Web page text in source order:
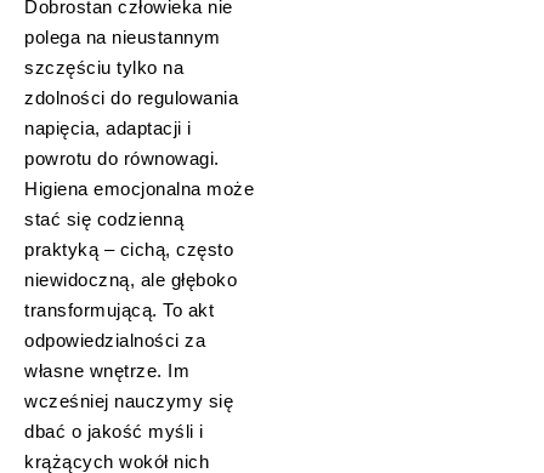
Dobrostan człowieka nie
polega na nieustannym
szczęściu tylko na
zdolności do regulowania
napięcia, adaptacji i
powrotu do równowagi.
Higiena emocjonalna może
stać się codzienną
praktyką – cichą, często
niewidoczną, ale głęboko
transformującą. To akt
odpowiedzialności za
własne wnętrze. Im
wcześniej nauczymy się
dbać o jakość myśli i
krążących wokół nich